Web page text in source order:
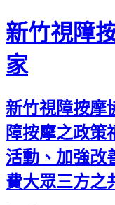
新竹視障
家
新竹視障按摩
障按摩之政策
活動、加強改
費大眾三方之